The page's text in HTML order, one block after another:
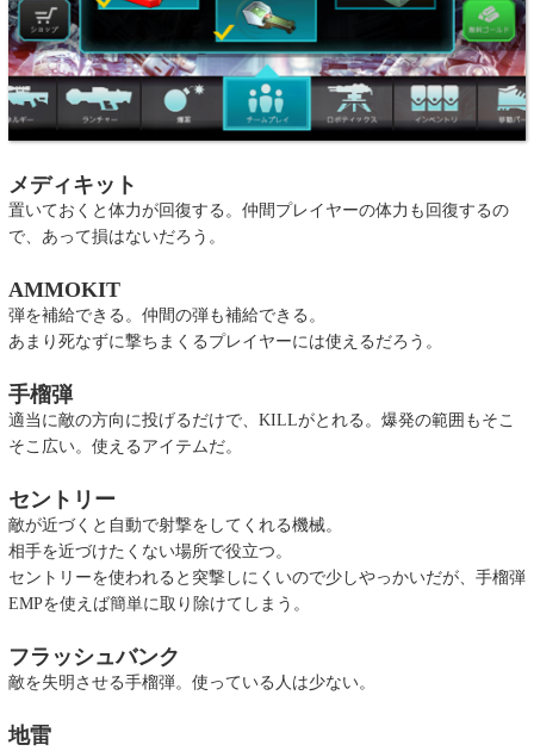
メディキット
置いておくと体力が回復する。仲間プレイヤーの体力も回復するの
で、あって損はないだろう。
AMMOKIT
弾を補給できる。仲間の弾も補給できる。
あまり死なずに撃ちまくるプレイヤーには使えるだろう。
手榴弾
適当に敵の方向に投げるだけで、KILLがとれる。爆発の範囲もそこ
そこ広い。使えるアイテムだ。
セントリー
敵が近づくと自動で射撃をしてくれる機械。
相手を近づけたくない場所で役立つ。
セントリーを使われると突撃しにくいので少しやっかいだが、手榴弾
EMPを使えば簡単に取り除けてしまう。
フラッシュバンク
敵を失明させる手榴弾。使っている人は少ない。
地雷